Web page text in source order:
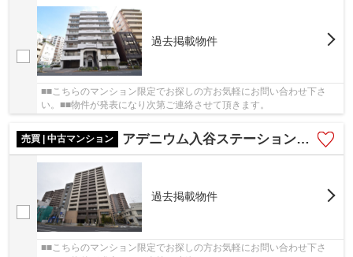
過去掲載物件
■■こちらのマンション限定でお探しの方お気軽にお問い合わせ下さ
い。■■物件が発表になり次第ご連絡させて頂きます。
売買 | 中古マンション アデニウム入谷ステーションファースト
過去掲載物件
■■こちらのマンション限定でお探しの方お気軽にお問い合わせ下さ